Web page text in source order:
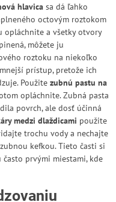
hlavica sa dá ľahko
octovým roztokom
opláchnite a všetky otvory
môžete ju
roztoku na niekoľko
prístup, pretože ich
Použite zubnú pastu na
opláchnite. Zubná pasta
povrch, ale dosť účinná
medzi dlaždicami použite
trochu vody a nechajte
kefkou. Tieto časti si
prvými miestami, kde